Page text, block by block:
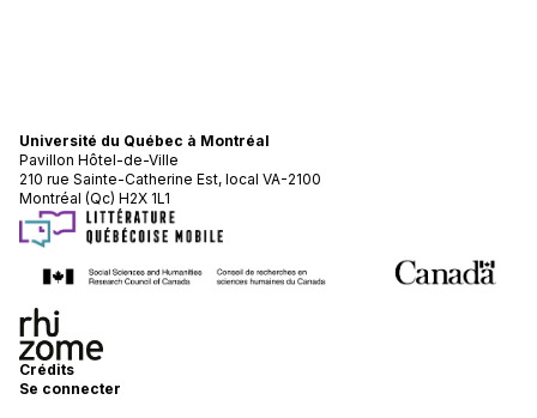
Université du Québec à Montréal
Pavillon Hôtel-de-Ville
210 rue Sainte-Catherine Est, local VA-2100
Montréal (Qc) H2X 1L1
Crédits
Se connecter